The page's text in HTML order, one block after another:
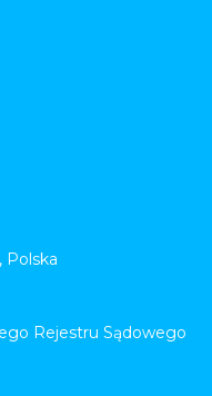
Polska
Rejestru Sądowego